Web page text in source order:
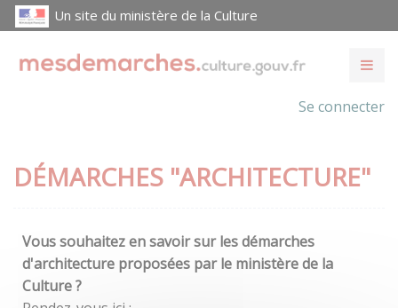
Un site du ministère de la Culture
Se connecter
DÉMARCHES "ARCHITECTURE"
Vous souhaitez en savoir sur les démarches
d'architecture proposées par le ministère de la
Culture ?